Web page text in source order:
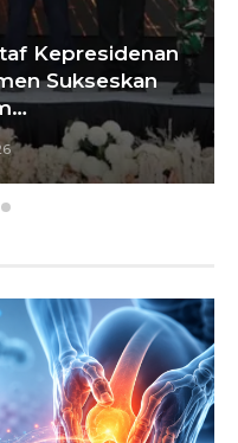
Kepresidenan
Sukseskan